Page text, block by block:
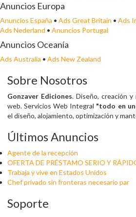
Anuncios Europa
Anuncios España • Ads Great Britain • Ads
Ads Nederland • Anuncios Portugal
Anuncios Oceanía
Ads Australia • Ads New Zealand
Sobre Nosotros
Gonzaver Ediciones. Diseño, creación
web. Servicios Web Integral "todo en
el diseño, alojamiento, optimización y
Últimos Anuncios
Agente de la recepción
OFERTA DE PRÉSTAMO SERIO Y
Trabaja y vive en Estados Unidos
Chef privado sin fronteras necesario par
Soporte